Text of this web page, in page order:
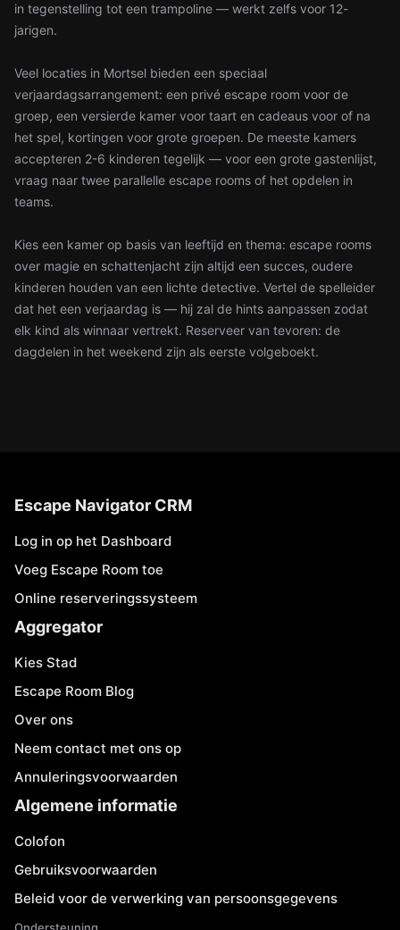
in tegenstelling tot een trampoline — werkt zelfs voor 12-
jarigen.
Veel locaties in Mortsel bieden een speciaal
verjaardagsarrangement: een privé escape room voor de
groep, een versierde kamer voor taart en cadeaus voor of na
het spel, kortingen voor grote groepen. De meeste kamers
accepteren 2-6 kinderen tegelijk — voor een grote gastenlijst,
vraag naar twee parallelle escape rooms of het opdelen in
teams.
Kies een kamer op basis van leeftijd en thema: escape rooms
over magie en schattenjacht zijn altijd een succes, oudere
kinderen houden van een lichte detective. Vertel de spelleider
dat het een verjaardag is — hij zal de hints aanpassen zodat
elk kind als winnaar vertrekt. Reserveer van tevoren: de
dagdelen in het weekend zijn als eerste volgeboekt.
Escape Navigator CRM
Log in op het Dashboard
Voeg Escape Room toe
Online reserveringssysteem
Aggregator
Kies Stad
Escape Room Blog
Over ons
Neem contact met ons op
Annuleringsvoorwaarden
Algemene informatie
Colofon
Gebruiksvoorwaarden
Beleid voor de verwerking van persoonsgegevens